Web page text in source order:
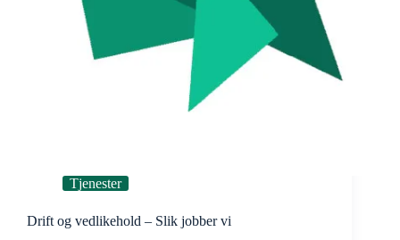
Tjenester
Drift og vedlikehold – Slik jobber vi